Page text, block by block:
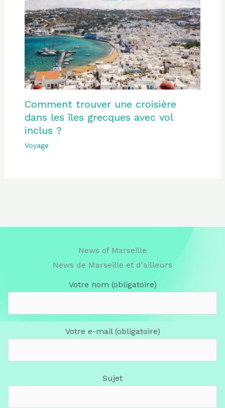
Comment trouver une croisière
dans les îles grecques avec vol
inclus ?
Voyage
News of Marseille
News de Marseille et d'ailleurs
Votre nom (obligatoire)
Votre e-mail (obligatoire)
Sujet